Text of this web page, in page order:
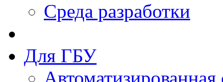
Среда разработки
Для ГБУ